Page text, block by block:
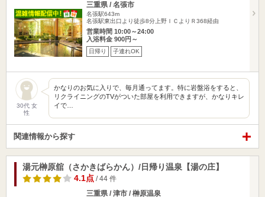
三重県 / 名張市
名張駅643m
名張駅東出口より徒歩8分上野ＩＣよりＲ368経由
営業時間 10:00～24:00
入浴料金 900円～
日帰り 子連れOK
30代 女
性
かなりのお気に入りで、毎月通ってます。特に岩盤浴をすると、
リクライニングのTVがついた部屋を利用できますが、かなりキレ
イで…
関連情報から探す
湯元榊原舘（さかきばらかん）/日帰り温泉【湯の庄】
4.1点 / 44 件
三重県 / 津市 / 榊原温泉